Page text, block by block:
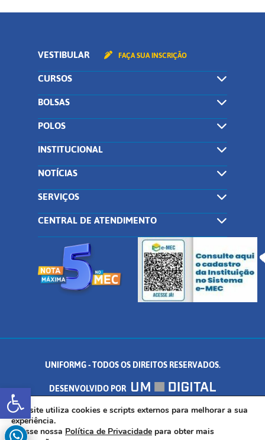
Abrir a barra de ferramentas
VESTIBULAR FAÇA SUA INSCRIÇÃO
CURSOS
BOLSAS
POLOS
INSTITUCIONAL
NOTÍCIAS
SERVIÇOS
CENTRAL DE ATENDIMENTO
UNIFORMG - TODOS OS DIREITOS RESERVADOS.
DESENVOLVIDO POR
AV. DR. ARNALDO DE SENNA, 328 - PALMEIRAS, FORMIGA/MG - CEP:
35.574.530
Este site utiliza cookies e scripts externos para melhorar a sua
experiência.
Acesse nossa Política de Privacidade para obter mais